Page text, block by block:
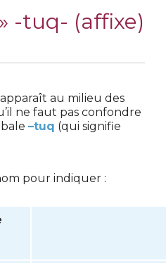
-tuq- (affixe)
au milieu des
ne faut pas confondre
–tuq (qui signifie
pour indiquer :